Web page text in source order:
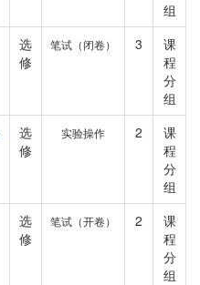
组
选
修
笔试（闭卷） 3
课
程
分
组
选
修
实验操作 2
课
程
分
组
选
修
笔试（开卷） 2
课
程
分
组